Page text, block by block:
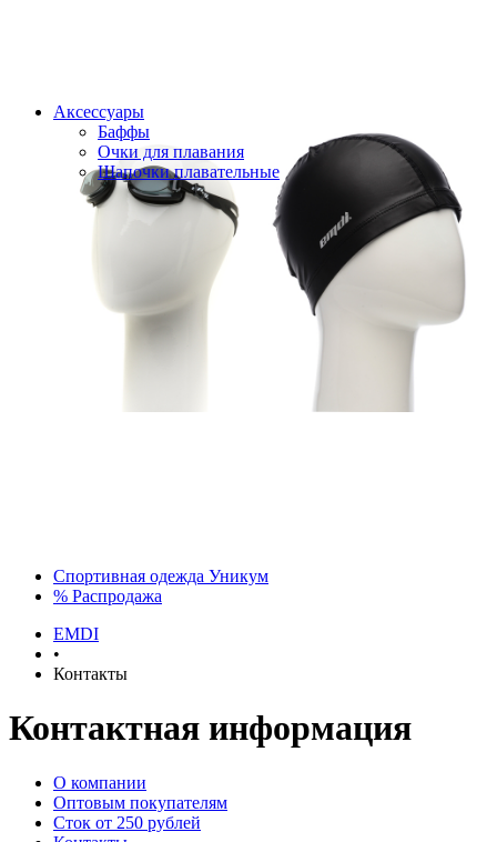
Аксессуары
Баффы
Очки для плавания
Шапочки плавательные
Спортивная одежда Уникум
% Распродажа
EMDI
•
Контакты
Контактная информация
О компании
Оптовым покупателям
Сток от 250 рублей